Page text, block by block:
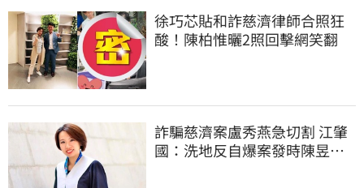
徐巧芯貼和詐慈濟律師合照狂
酸！陳柏惟曬2照回擊網笑翻
詐騙慈濟案盧秀燕急切割 江肇
國：洗地反自爆案發時陳昱瑄